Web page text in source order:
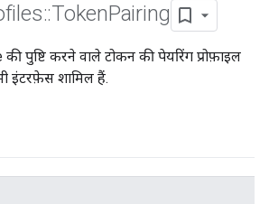
::TokenPairing
पुष्टि करने वाले टोकन की पेयरिंग प्रोफ़ाइल
इंटरफ़ेस शामिल हैं.